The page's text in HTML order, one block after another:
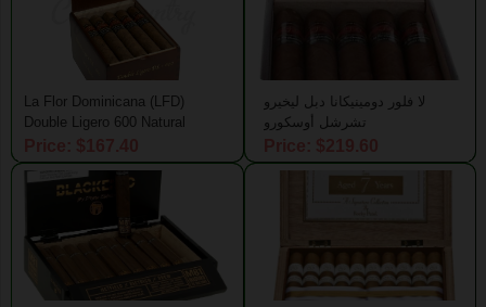
La Flor Dominicana (LFD)
Double Ligero 600 Natural
لا فلور دومينيكانا دبل ليخيرو
تشرشل أوسكورو